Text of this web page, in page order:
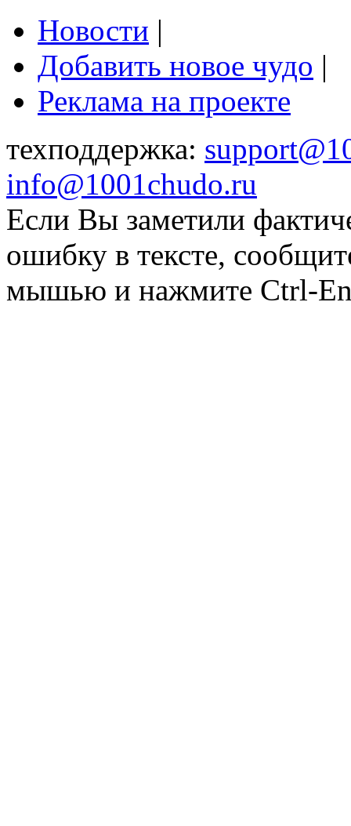
Новости |
Добавить новое чудо |
Реклама на проекте
техподдержка:
info@1001chudo.ru
Если Вы заметили
ошибку в тексте,
мышью и нажмите Ctrl-